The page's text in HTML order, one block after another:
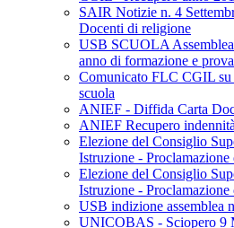
SAIR Notizie n. 4
Docenti di religione
USB SCUOLA
anno di formazione e
Comunicato FLC CGIL su
scuola
ANIEF - Diffida Carta
ANIEF Recupero
Elezione del Consiglio
Istruzione -
Elezione del Consiglio
Istruzione - Proclamazione
USB indizione assemblea
UNICOBAS - Sciopero 9